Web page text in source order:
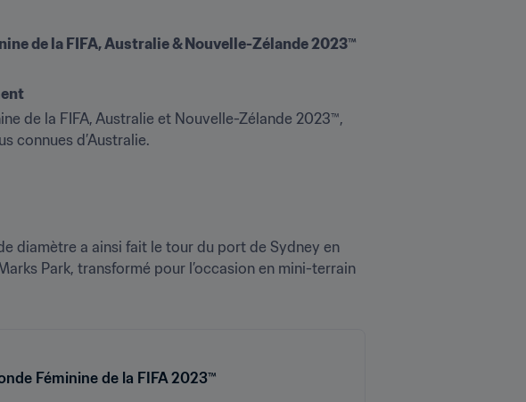
de la FIFA, Australie & Nouvelle-Zélande 2023™
de la FIFA, Australie et Nouvelle-Zélande 2023™,
connues d’Australie.
diamètre a ainsi fait le tour du port de Sydney en
Park, transformé pour l’occasion en mini-terrain
Féminine de la FIFA 2023™